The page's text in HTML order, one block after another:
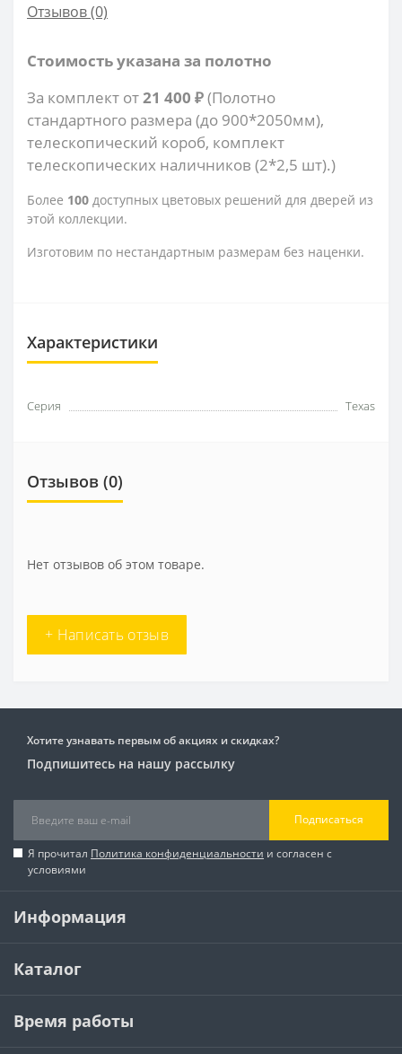
Отзывов (0)
Стоимость указана за полотно
За комплект от21 400 ₽(Полотно
стандартного размера (до 900*2050мм),
телескопический короб, комплект
телескопических наличников (2*2,5 шт).)
Более 100 доступных цветовых решений для дверей из
этой коллекции.
Изготовим по нестандартным размерам без наценки.
Характеристики
Серия Texas
Отзывов (0)
Нет отзывов об этом товаре.
+ Написать отзыв
Хотите узнавать первым об акциях и скидках?
Подпишитесь на нашу рассылку
Подписаться
Я прочитал Политика конфиденциальности и согласен с
условиями
Информация
Каталог
Время работы